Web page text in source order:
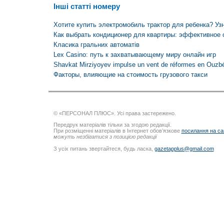
Інші статті номеру
Хотите купить электромобиль трактор для ребенка?
Как выбрать кондиционер для квартиры:
Класика гральних автоматів
Lex Casino: путь к захватывающему миру онлайн игр
Shavkat Mirziyoyev impulse un vent de réformes en
Факторы, влияющие на стоимость грузового такси
© «ПЕРСОНАЛ ПЛЮС». Усі права застережено.
Передрук матеріалів тільки за згодою редакції.
При розміщенні матеріалів в Інтернет обов’язкове посилання на
можуть незбігатися з позицією редакції
З усіх питань звертайтеся, будь ласка, gazetapplus@gmail.com